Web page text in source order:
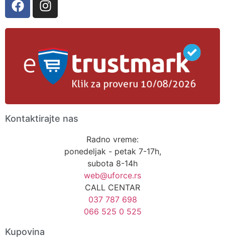
Kontaktirajte nas
Radno vreme:
ponedeljak - petak 7-17h,
subota 8-14h
web@uforce.rs
CALL CENTAR
037 787 698
066 525 0 525
Kupovina